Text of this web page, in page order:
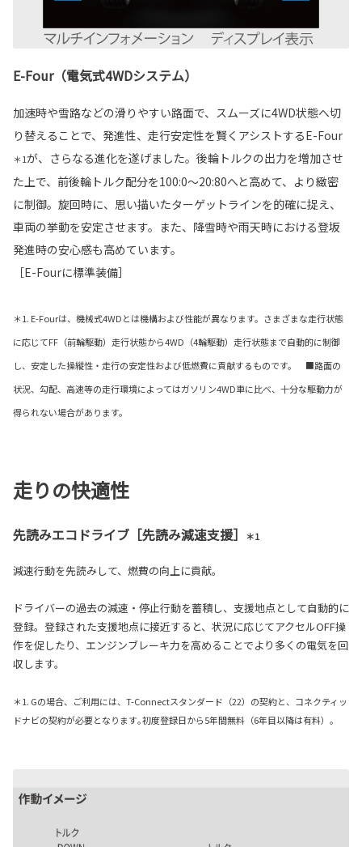
E-Four（電気式4WDシステム）
加速時や雪路などの滑りやすい路面で、スムーズに4WD状態へ切
り替えることで、発進性、走行安定性を賢くアシストするE-Four
＊1が、さらなる進化を遂げました。後輪トルクの出力を増加させ
た上で、前後輪トルク配分を100:0～20:80へと高めて、より緻密
に制御。旋回時に、思い描いたターゲットラインを的確に捉え、
車両の挙動を安定させます。また、降雪時や雨天時における登坂
発進時の安心感も高めています。
［E-Fourに標準装備］
＊1. E-Fourは、機械式4WDとは機構および性能が異なります。さまざまな走行状態
に応じてFF（前輪駆動）走行状態から4WD（4輪駆動）走行状態まで自動的に制御
し、安定した操縦性・走行の安定性および低燃費に貢献するものです。 ■路面の
状況、勾配、高速等の走行環境によってはガソリン4WD車に比べ、十分な駆動力が
得られない場合があります。
走りの快適性
先読みエコドライブ［先読み減速支援］ ＊1
減速行動を先読みして、燃費の向上に貢献。
ドライバーの過去の減速・停止行動を蓄積し、支援地点として自動的に
登録。登録された支援地点に接近すると、状況に応じてアクセルOFF操
作を促したり、エンジンブレーキ力を高めることでより多くの電気を回
収します。
＊1. Gの場合、ご利用には、T-Connectスタンダード（22）の契約と、コネクティッ
ドナビの契約が必要となります｡初度登録日から5年間無料（6年目以降は有料）。